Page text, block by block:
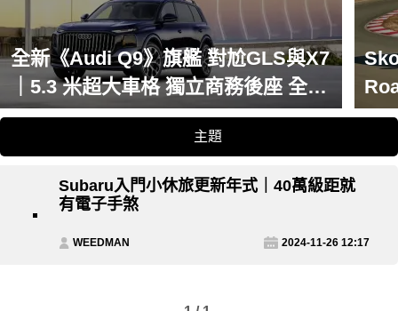
全新《Audi Q9》旗艦 對尬GLS與X7
｜5.3 米超大車格 獨立商務後座 全景
玻璃天窗破紀錄
主題
Subaru入門小休旅更新年式｜40萬級距就
有電子手煞
WEEDMAN 2024-11-26 12:17